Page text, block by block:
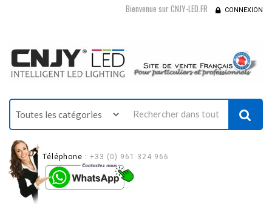
Bienvenue sur CNJY-LED.FR CONNEXION
Téléphone : +33 (0) 961 324 966